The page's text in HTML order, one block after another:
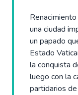
una ciudad
un papado
Estado
la conquista
luego con la
partidarios